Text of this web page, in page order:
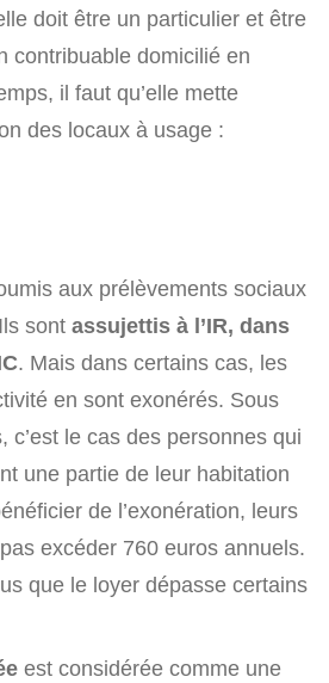
doit être un particulier et être
contribuable domicilié en
il faut qu’elle mette
des locaux à usage :
aux prélèvements sociaux
sont assujettis à l’IR, dans
. Mais dans certains cas, les
en sont exonérés. Sous
c’est le cas des personnes qui
une partie de leur habitation
de l’exonération, leurs
excéder 760 euros annuels.
que le loyer dépasse certains
est considérée comme une